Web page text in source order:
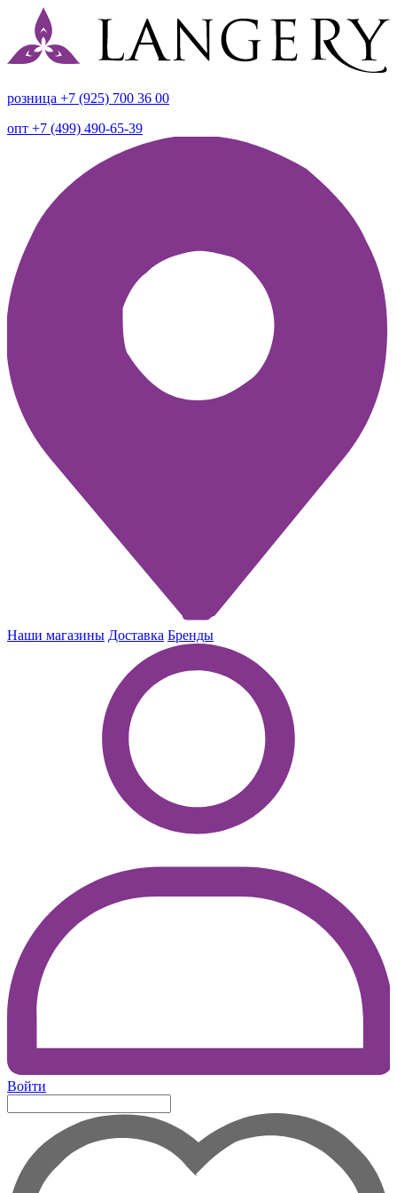
розница +7 (925) 700 36 00
опт +7 (499) 490-65-39
Наши магазины Доставка Бренды
Войти